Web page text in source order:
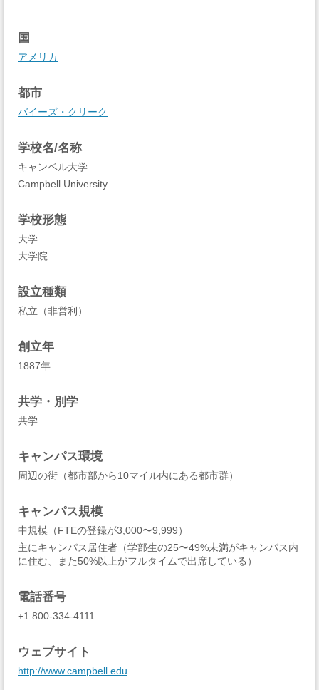
国
アメリカ
都市
バイーズ・クリーク
学校名/名称
キャンベル大学
Campbell University
学校形態
大学
大学院
設立種類
私立（非営利）
創立年
1887年
共学・別学
共学
キャンパス環境
周辺の街（都市部から10マイル内にある都市群）
キャンパス規模
中規模（FTEの登録が3,000〜9,999）
主にキャンパス居住者（学部生の25〜49%未満がキャンパス内
に住む、また50%以上がフルタイムで出席している）
電話番号
+1 800-334-4111
ウェブサイト
http://www.campbell.edu